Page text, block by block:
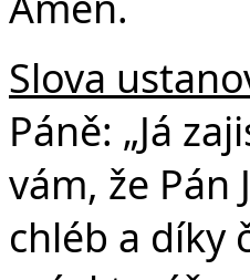
Slova
Páně: „Já
vám, že Pán
chléb a díky